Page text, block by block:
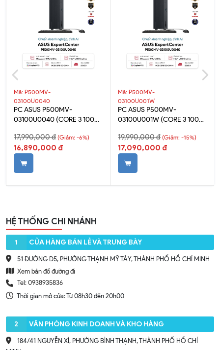
Mã: P500MV-
03100U0040
PC ASUS P500MV-
03100U0040 (CORE 3 100U |
17,990,000 đ (Giảm: -6%)
16,890,000 đ
Mã: P500MV-
03100U001W
PC ASUS P500MV-
03100U001W (CORE 3 100U |
19,990,000 đ (Giảm: -15%)
17,090,000 đ
HỆ THỐNG CHI NHÁNH
1 CỬA HÀNG BÁN LẺ VÀ TRƯNG BÀY
51 ĐƯỜNG D5, PHƯỜNG THẠNH MỸ TÂY, THÀNH PHỐ HỒ CHÍ MINH
Xem bản đồ đường đi
Tel: 0938935836
Thời gian mở cửa: Từ 08h30 đến 20h00
2 VĂN PHÒNG KINH DOANH VÀ KHO HÀNG
184/41 NGUYỄN XÍ, PHƯỜNG BÌNH THẠNH, THÀNH PHỐ HỒ CHÍ